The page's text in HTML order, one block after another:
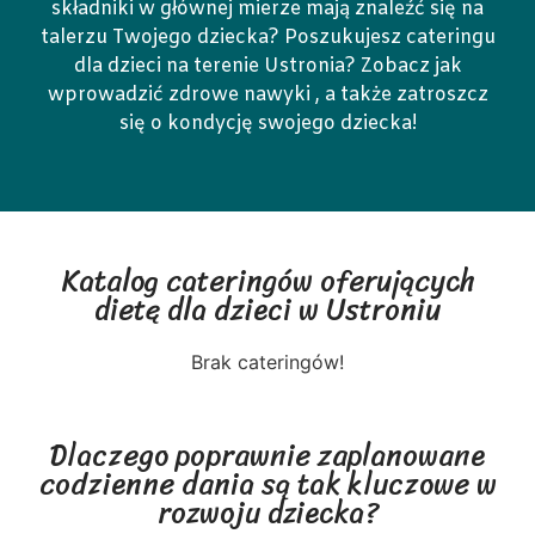
składniki w głównej mierze mają znaleźć się na
talerzu Twojego dziecka? Poszukujesz cateringu
dla dzieci na terenie Ustronia? Zobacz jak
wprowadzić zdrowe nawyki , a także zatroszcz
się o kondycję swojego dziecka!
Katalog cateringów oferujących
dietę dla dzieci w Ustroniu
Brak cateringów!
Dlaczego poprawnie zaplanowane
codzienne dania są tak kluczowe w
rozwoju dziecka?